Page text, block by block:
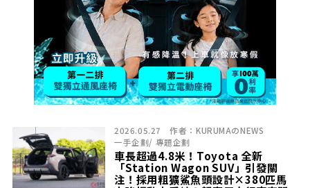
2026.05.27 作者： KURUMAのNEWS
一手企劃/ 專題企劃
車長超過4.8米！Toyota 全新
「Station Wagon SUV」引發關
注！採用粗獷鯊魚頭設計×380匹馬